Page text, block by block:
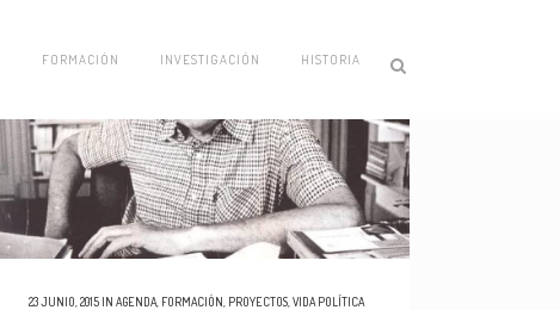
FORMACIÓN INVESTIGACIÓN HISTORIA
23 JUNIO, 2015 IN AGENDA FORMACIÓN PROYECTOS VIDA POLÍTICA